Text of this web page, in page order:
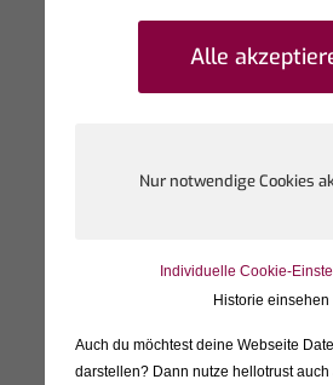
den Seiten von Dritten
Individuelle Cookie-
Historie einsehen
Auch du möchtest deine Webseite
darstellen? Dann nutze hellotrust